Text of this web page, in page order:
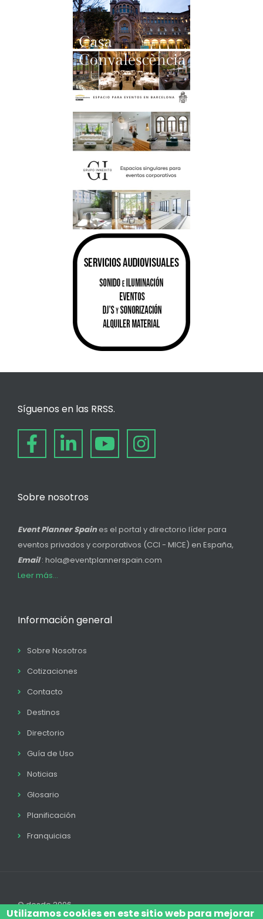
Síguenos en las RRSS.
Sobre nosotros
Event Planner Spain es el portal y directorio líder para
eventos privados y corporativos (CCI - MICE) en España,
Email: hola@eventplannerspain.com
Leer más...
Información general
Sobre Nosotros
Cotizaciones
Contacto
Destinos
Directorio
Guía de Uso
Noticias
Glosario
Planificación
Franquicias
© desde 2006
Utilizamos cookies en este sitio web para mejorar